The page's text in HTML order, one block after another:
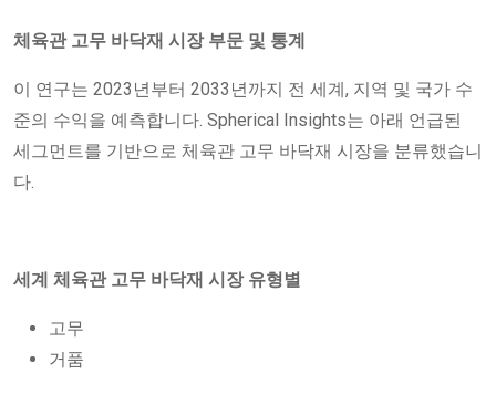
체육관 고무 바닥재 시장 부문 및 통계
이 연구는 2023년부터 2033년까지 전 세계, 지역 및 국가 수
준의 수익을 예측합니다. Spherical Insights는 아래 언급된
세그먼트를 기반으로 체육관 고무 바닥재 시장을 분류했습니
다.
세계 체육관 고무 바닥재 시장 유형별
고무
거품